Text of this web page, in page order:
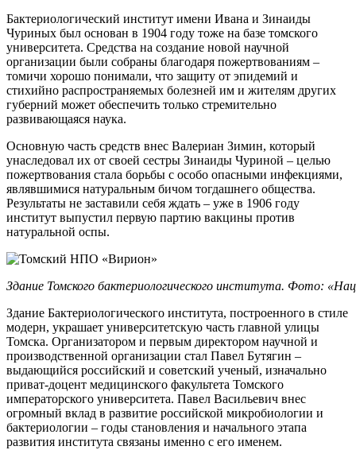
Бактериологический институт имени Ивана и Зинаиды
Чуриных был основан в 1904 году тоже на базе томского
университета. Средства на создание новой научной
организации были собраны благодаря пожертвованиям –
томичи хорошо понимали, что защиту от эпидемий и
стихийно распространяемых болезней им и жителям других
губерний может обеспечить только стремительно
развивающаяся наука.
Основную часть средств внес Валериан Зимин, который
унаследовал их от своей сестры Зинаиды Чуриной – целью
пожертвования стала борьбы с особо опасными инфекциями,
являвшимися натуральным бичом тогдашнего общества.
Результаты не заставили себя ждать – уже в 1906 году
институт выпустил первую партию вакцины против
натуральной оспы.
Здание Томского бактериологического института. Фото:
Здание Бактериологического института, построенного в стиле
модерн, украшает университетскую часть главной улицы
Томска. Организатором и первым директором научной и
производственной организации стал Павел Бутягин –
выдающийся российский и советский ученый, изначально
приват-доцент медицинского факультета Томского
императорского университета. Павел Васильевич внес
огромный вклад в развитие российской микробиологии и
бактериологии – годы становления и начального этапа
развития института связаны именно с его именем.